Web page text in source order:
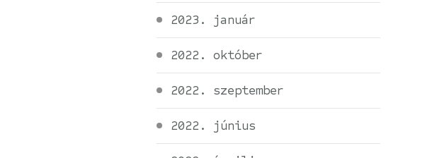
2023. január
2022. október
2022. szeptember
2022. június